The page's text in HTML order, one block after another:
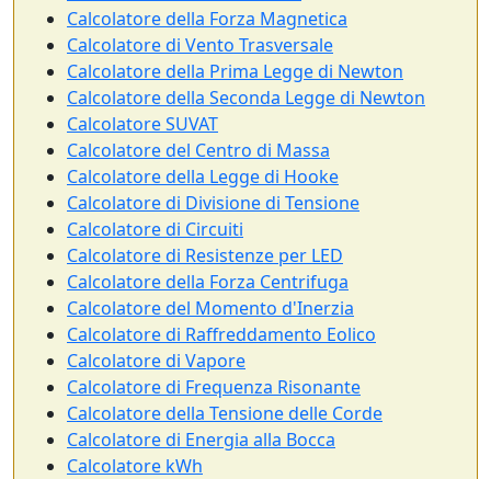
Calcolatore della Forza Magnetica
Calcolatore di Vento Trasversale
Calcolatore della Prima Legge di Newton
Calcolatore della Seconda Legge di Newton
Calcolatore SUVAT
Calcolatore del Centro di Massa
Calcolatore della Legge di Hooke
Calcolatore di Divisione di Tensione
Calcolatore di Circuiti
Calcolatore di Resistenze per LED
Calcolatore della Forza Centrifuga
Calcolatore del Momento d'Inerzia
Calcolatore di Raffreddamento Eolico
Calcolatore di Vapore
Calcolatore di Frequenza Risonante
Calcolatore della Tensione delle Corde
Calcolatore di Energia alla Bocca
Calcolatore kWh